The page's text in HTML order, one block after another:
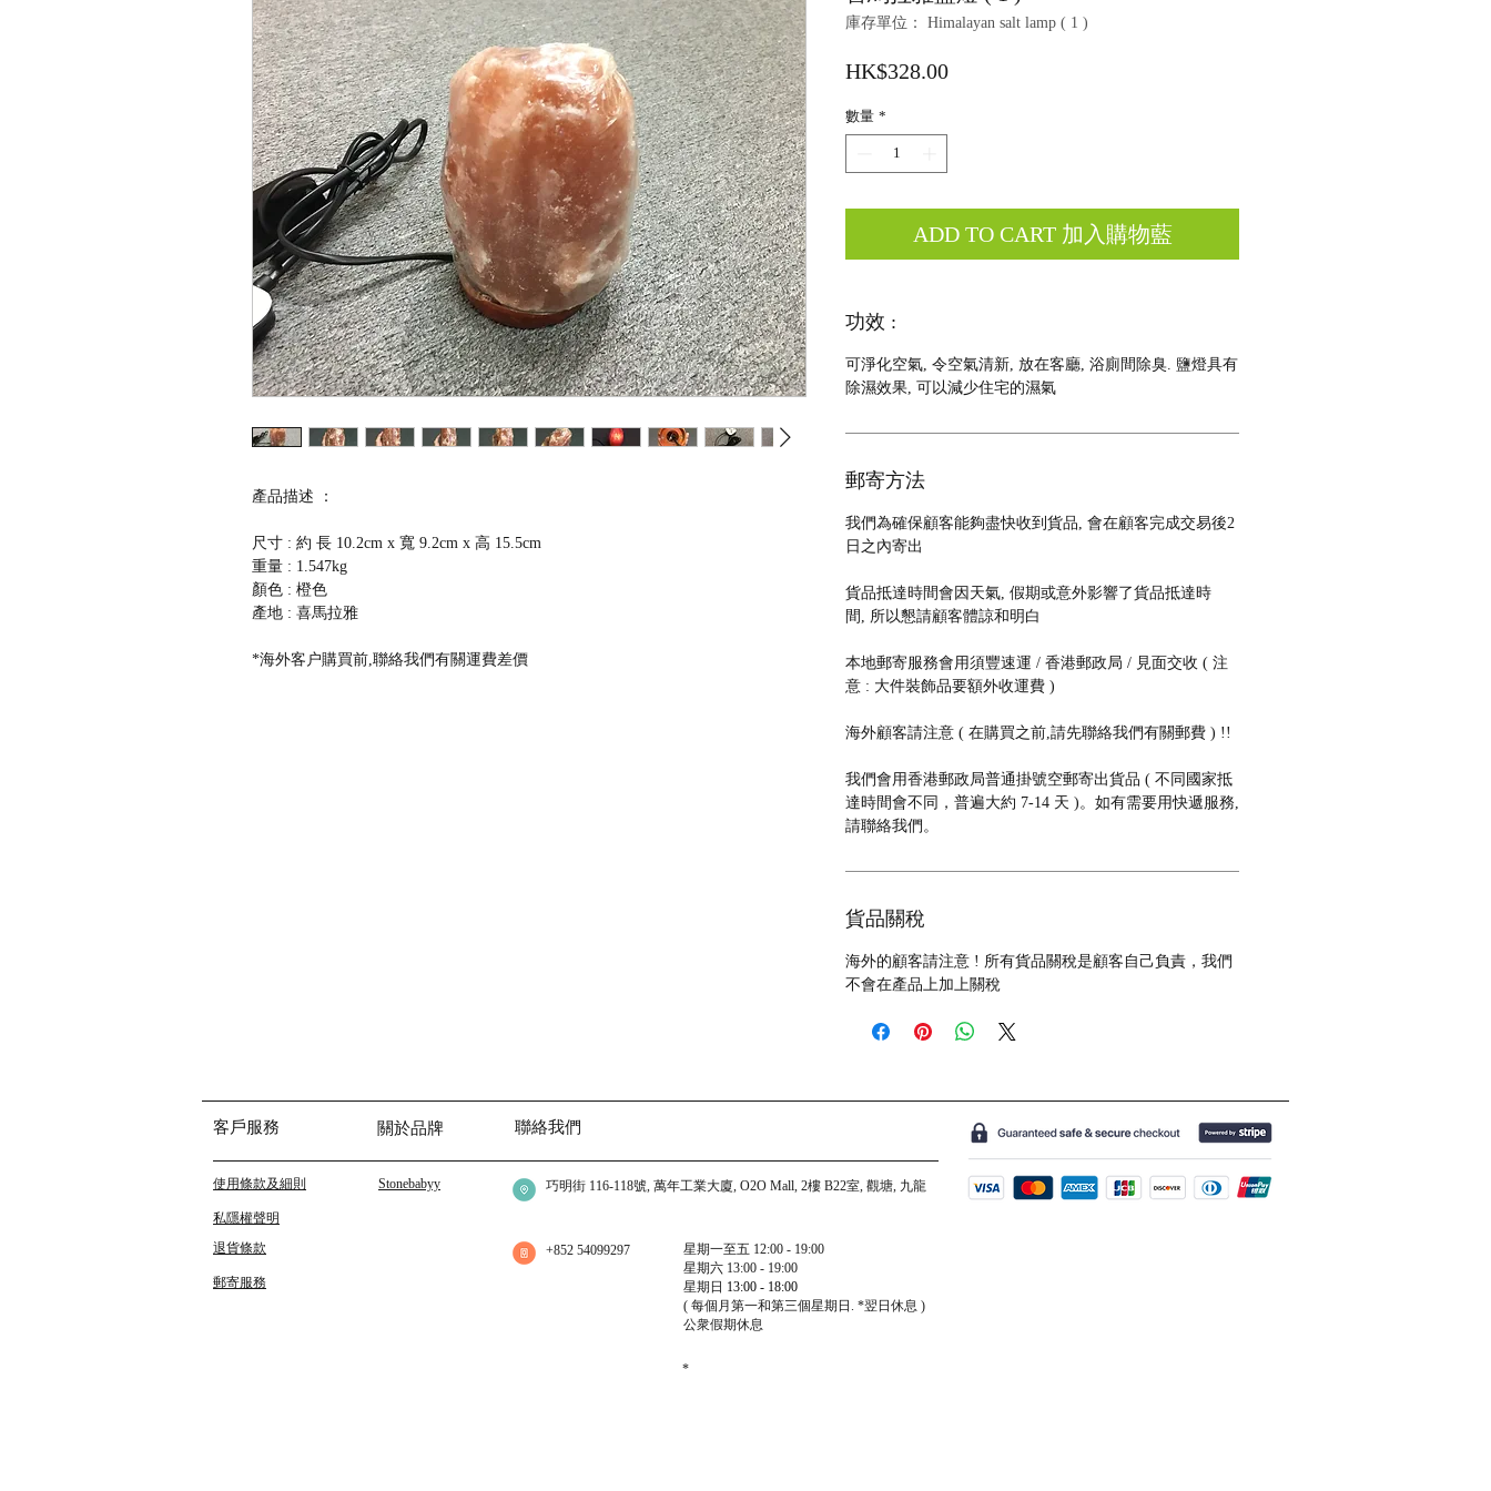
產品描述 ：
尺寸 : 約 長 10.2cm x 寬 9.2cm x 高 15.5cm
重量 : 1.547kg
顏色 : 橙色
產地 : 喜馬拉雅
*海外客户購買前,聯絡我們有關運費差價
庫存單位： Himalayan salt lamp ( 1 )
HK$328.00價
數量 *
ADD TO CART 加入購物藍
功效 :
可淨化空氣, 令空氣清新, 放在客廳, 浴廁間除臭. 鹽燈具有
除濕效果, 可以減少住宅的濕氣
郵寄方法
我們為確保顧客能夠盡快收到貨品, 會在顧客完成交易後2
日之內寄出
貨品抵達時間會因天氣, 假期或意外影響了貨品抵達時
間, 所以懇請顧客體諒和明白
本地郵寄服務會用須豐速運 / 香港郵政局 / 見面交收 ( 注
意 : 大件裝飾品要額外收運費 )
海外顧客請注意 ( 在購買之前,請先聯絡我們有關郵費 ) !!
我們會用香港郵政局普通掛號空郵寄出貨品 ( 不同國家抵
達時間會不同，普遍大約 7-14 天 )。如有需要用快遞服務,
請聯絡我們。
貨品關稅
海外的顧客請注意 ! 所有貨品關稅是顧客自己負責，我們
不會在產品上加上關稅
客戶服務 關於品牌 聯絡我們
使用條款及細則 巧明街 116-118號, 萬年工業大廈, O2O Mall, 2樓 B22室, 觀塘, 九龍
Stonebabyy
私隱權聲明
退貨條款
郵寄服務
+852 54099297
星期一至五 12:00 - 19:00
星期六 13:00 - 19:00
星期日 13:00 - 18:00
( 每個月第一和第三個星期日. *翌日休息 )
公衆假期休息
​*